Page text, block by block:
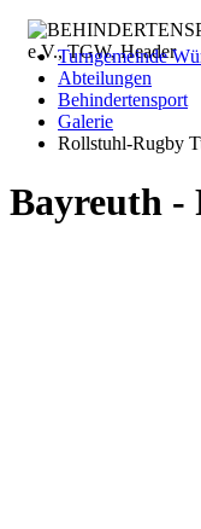
Turngemeinde
Abteilungen
Behindertensport
Galerie
Rollstuhl-Rugby
Bayreuth